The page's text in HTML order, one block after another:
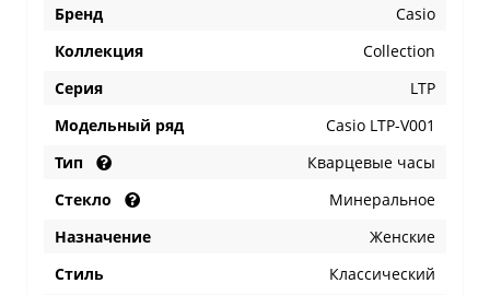
Бренд
Casio
Коллекция
Collection
Серия
LTP
Модельный ряд
Casio LTP-V001
Тип
Кварцевые часы
Стекло
Минеральное
Назначение
Женские
Стиль
Классический